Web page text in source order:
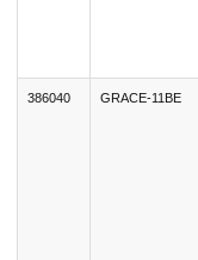
386040 GRACE-11BE